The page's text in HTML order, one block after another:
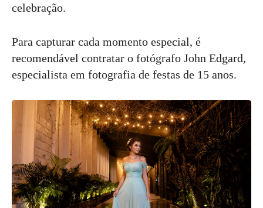
celebração.
Para capturar cada momento especial, é
recomendável contratar o fotógrafo John Edgard,
especialista em fotografia de festas de 15 anos.